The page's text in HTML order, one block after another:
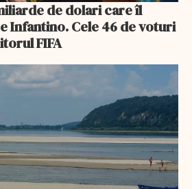
de dolari care îl
Infantino. Cele 46 de voturi
FIFA